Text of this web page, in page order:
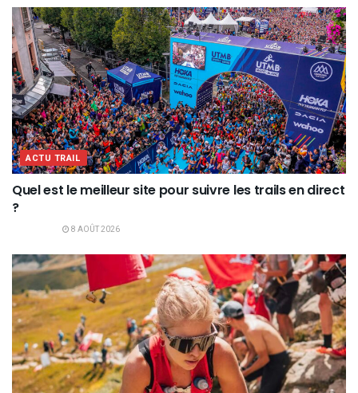
ACTU TRAIL
Quel est le meilleur site pour suivre les trails en direct
?
8 AOÛT 2026